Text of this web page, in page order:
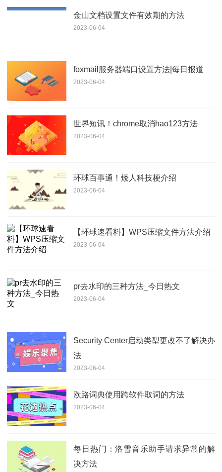
金山文档设置文件有效期的方法
2023-06-04
foxmail服务器端口设置方法|每日报道
2023-06-04
世界短讯！chrome取消hao123方法
2023-06-04
环球百事通！矮人科技梗介绍
2023-06-04
【环球速看料】WPS压缩文件方法介绍
2023-06-04
pr去水印的三种方法_今日热文
2023-06-04
Security Center启动类型更改不了解决办
法
2023-06-04
欧路词典使用跨软件取词的方法
2023-06-04
每日热门：洛雪音乐助手请求异常的解
决方法